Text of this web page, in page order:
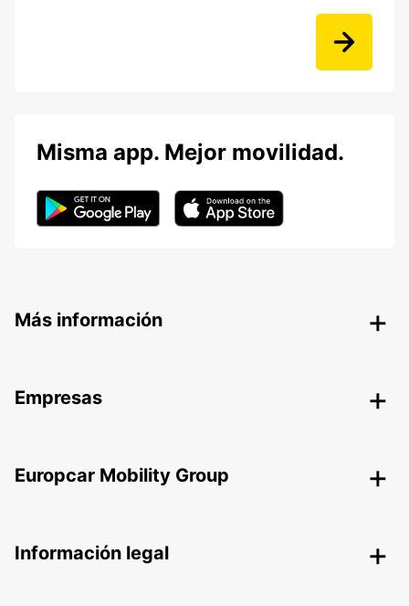
Misma app. Mejor movilidad.
Más información
Empresas
Europcar Mobility Group
Información legal